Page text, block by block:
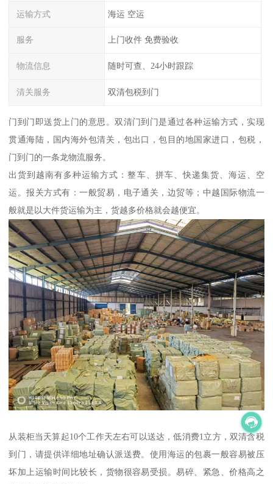
运输方式 海运 空运
服务 上门收件 免费验收
物流信息 随时可查、24小时跟踪
清关服务 双清包税到门
门到门即送货上门的意思。双清门到门是通过各种运输方式，实现
贯通海陆，国内海外包清关，包出口，包目的地国家进口，包税，
门到门的一条龙物流服务。
出货到越南有多种运输方式：整车、拼车、快递集货、海运、空
运。报关方式有：一般贸易，电子通关，边贸等；中越国际物流一
般就是以大件货运输为主，货越多价格就会越便宜。
从装柜当天算起10个工作天左右可以送达，低消费1立方，双清含税
到门，请提供详细地址确认派送费。使用海运的包裹一般容易被压
坏加上运输时间比较长，货物很容易受损。易碎、紧急、价格高之